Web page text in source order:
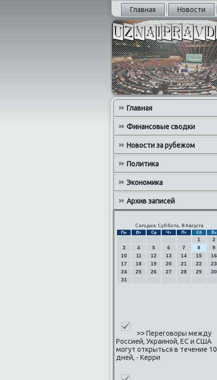
Главная Новости
Главная
Финансовые сводки
Новости за рубежом
Политика
Экономика
Архив записей
Сегодня: Суббота, 8 Августа
Пн Вт Ср Чт Пт Сб Вс
1
2
3
4 5 6 7 8
9
10
11 12 13 14 15
16
17
18 19 20 21 22
23
24
25 26 27 28 29
30
31
>>Переговоры между
Россией, Украиной, ЕС и США
могут открыться в течение 10
дней, - Керри